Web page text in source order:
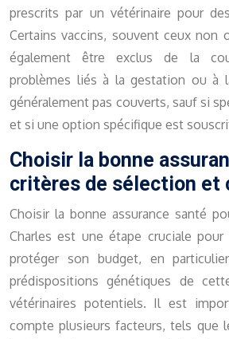
prescrits par un vétérinaire pour
Certains vaccins, souvent ceux non
également être exclus de la
problèmes liés à la gestation ou à
généralement pas couverts, sauf si
et si une option spécifique est
Choisir la bonne
critères de sélection et
Choisir la bonne assurance santé
Charles est une étape cruciale
protéger son budget, en
prédispositions génétiques de
vétérinaires potentiels. Il est
compte plusieurs facteurs, tels que